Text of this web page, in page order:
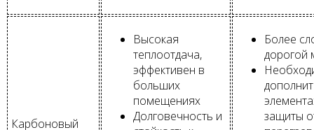
Карбоновый
Высокая
теплоотдача,
эффективен в
больших
помещениях
Долговечность и
Более
дорогой
защиты